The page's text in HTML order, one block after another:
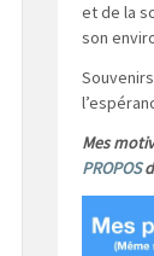
et de la
son
Mes
PROPOS